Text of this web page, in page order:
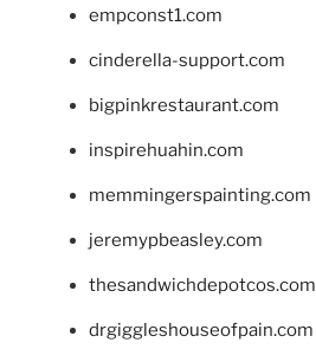
empconst1.com
cinderella-support.com
bigpinkrestaurant.com
inspirehuahin.com
memmingerspainting.com
jeremypbeasley.com
thesandwichdepotcos.com
drgiggleshouseofpain.com